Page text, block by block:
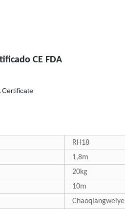
CE FDA
RH18
1,8m
20kg
10m
Chaoqiangweiye